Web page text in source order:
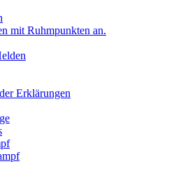
mit Ruhmpunkten an.
Erklärungen